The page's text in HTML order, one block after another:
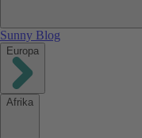
Sunny Blog
Europa
Afrika